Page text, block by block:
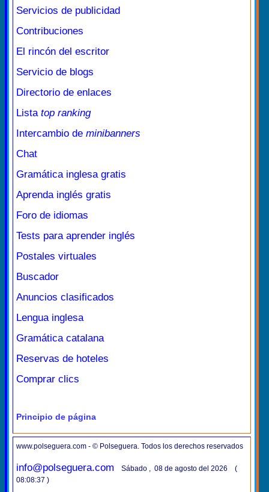
Servicios de publicidad
Contribuciones
El rincón del escritor
Servicio de blogs
Directorio de enlaces
Lista top ranking
Intercambio de minibanners
Chat
Gramática inglesa gratis
Aprenda inglés gratis
Foro de idiomas
Tests para aprender inglés
Postales virtuales
Buscador
Anuncios clasificados
Lengua inglesa
Gramática catalana
Reservas de hoteles
Comprar clics
Principio de página
www.polseguera.com - © Polseguera. Todos los derechos reservados
info@polseguera.com
Sábado , 08 de agosto del 2026 (
08:08:37 )